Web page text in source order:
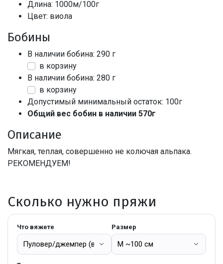
Длина: 1000м/100г
Цвет: виола
Бобины
В наличии бобина: 290 г
в корзину
В наличии бобина: 280 г
в корзину
Допустимый минимальный остаток: 100г
Общий вес бобин в наличии 570г
Описание
Мягкая, теплая, совершенно не колючая альпака.
РЕКОМЕНДУЕМ!
Сколько нужно пряжи
Что вяжете Размер